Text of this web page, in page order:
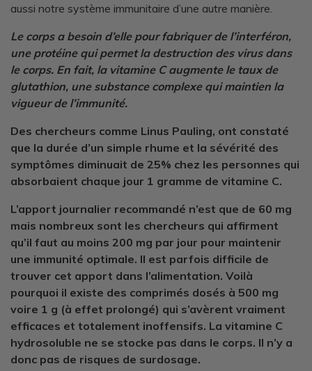
aussi notre système immunitaire d’une autre manière.
Le corps a besoin d’elle pour fabriquer de l’interféron,
une protéine qui permet la destruction des virus dans
le corps. En fait, la vitamine C augmente le taux de
glutathion, une substance complexe qui maintien la
vigueur de l’immunité.
Des chercheurs comme Linus Pauling, ont constaté
que la durée d’un simple rhume et la sévérité des
symptômes diminuait de 25% chez les personnes qui
absorbaient chaque jour 1 gramme de vitamine C.
L’apport journalier recommandé n’est que de 60 mg
mais nombreux sont les chercheurs qui affirment
qu’il faut au moins 200 mg par jour pour maintenir
une immunité optimale. Il est parfois difficile de
trouver cet apport dans l’alimentation. Voilà
pourquoi il existe des comprimés dosés à 500 mg
voire 1 g (à effet prolongé) qui s’avèrent vraiment
efficaces et totalement inoffensifs. La vitamine C
hydrosoluble ne se stocke pas dans le corps. Il n’y a
donc pas de risques de surdosage.